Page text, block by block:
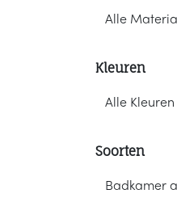
Kleuren
Soorten